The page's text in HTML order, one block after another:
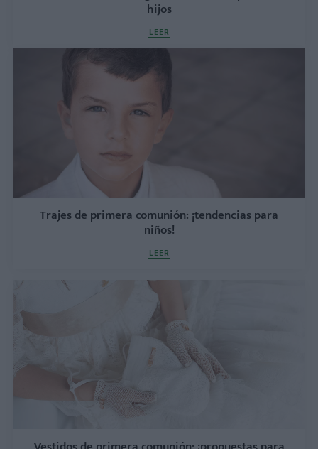
hijos
LEER
Trajes de primera comunión: ¡tendencias para
niños!
LEER